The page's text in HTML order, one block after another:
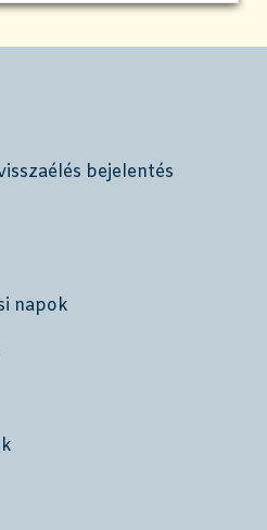
bejelentés
napok